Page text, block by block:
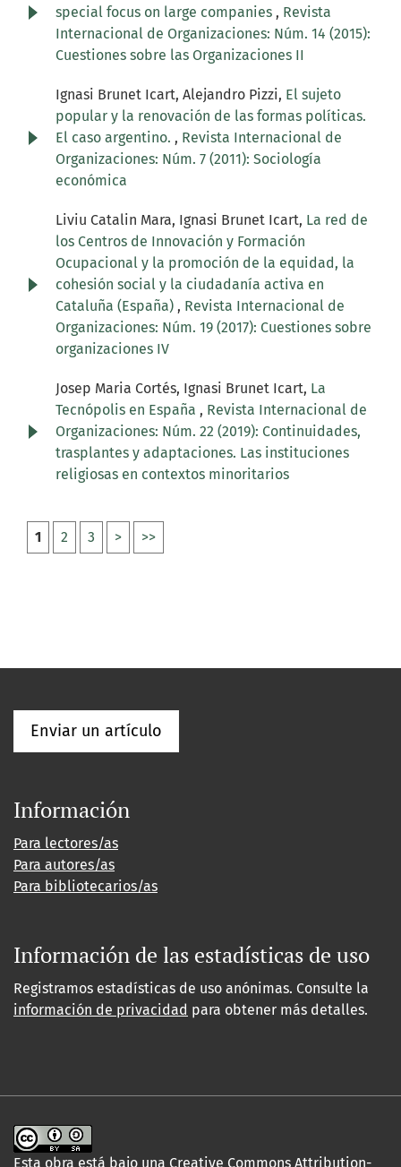
special focus on large companies , Revista
Internacional de Organizaciones: Núm. 14 (2015):
Cuestiones sobre las Organizaciones II
Ignasi Brunet Icart, Alejandro Pizzi, El sujeto
popular y la renovación de las formas políticas.
El caso argentino. , Revista Internacional de
Organizaciones: Núm. 7 (2011): Sociología
económica
Liviu Catalin Mara, Ignasi Brunet Icart, La red de
los Centros de Innovación y Formación
Ocupacional y la promoción de la equidad, la
cohesión social y la ciudadanía activa en
Cataluña (España) , Revista Internacional de
Organizaciones: Núm. 19 (2017): Cuestiones sobre
organizaciones IV
Josep Maria Cortés, Ignasi Brunet Icart, La
Tecnópolis en España , Revista Internacional de
Organizaciones: Núm. 22 (2019): Continuidades,
trasplantes y adaptaciones. Las instituciones
religiosas en contextos minoritarios
1 2 3 > >>
Enviar un artículo
Información
Para lectores/as
Para autores/as
Para bibliotecarios/as
Información de las estadísticas de uso
Registramos estadísticas de uso anónimas. Consulte la
información de privacidad para obtener más detalles.
Esta obra está bajo una Creative Commons Attribution-